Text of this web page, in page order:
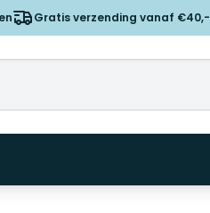
Gratis verzending vanaf €40,-